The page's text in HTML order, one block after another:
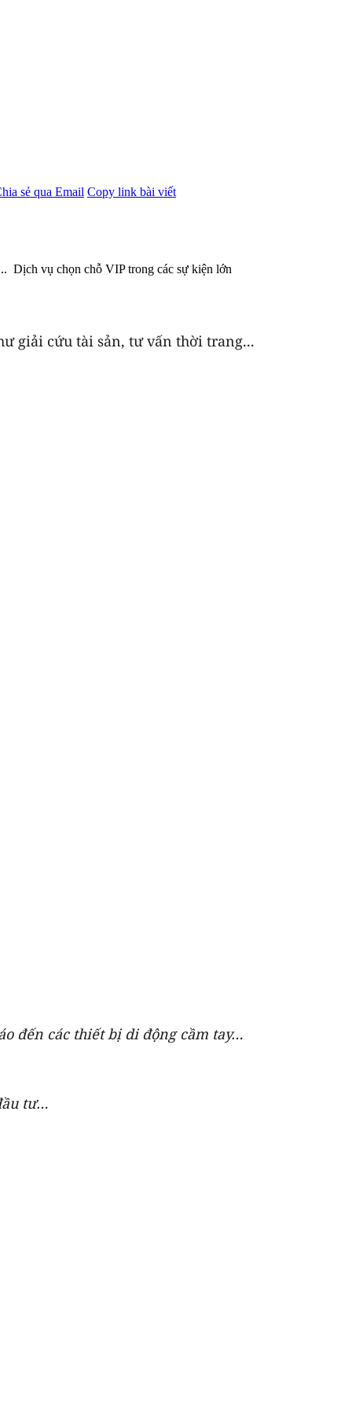
sẻ qua Email Copy link bài viết
Dịch vụ chọn chỗ VIP trong các sự kiện lớn
giải cứu tài sản, tư vấn thời trang...
đến các thiết bị di động cầm tay…
tư…